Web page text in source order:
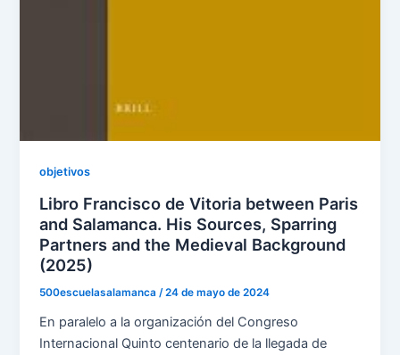
objetivos
Libro Francisco de Vitoria between Paris
and Salamanca. His Sources, Sparring
Partners and the Medieval Background
(2025)
500escuelasalamanca /24 de mayo de 2024
En paralelo a la organización del Congreso
Internacional Quinto centenario de la llegada de